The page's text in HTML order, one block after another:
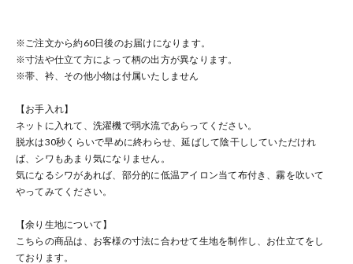
※ご注文から約60日後のお届けになります。
※寸法や仕立て方によって柄の出方が異なります。
※帯、衿、その他小物は付属いたしません
【お手入れ】
ネットに入れて、洗濯機で弱水流であらってください。
脱水は30秒くらいで早めに終わらせ、延ばして陰干ししていただけれ
ば、シワもあまり気になりません。
気になるシワがあれば、部分的に低温アイロン当て布付き、霧を吹いて
やってみてください。
【余り生地について】
こちらの商品は、お客様の寸法に合わせて生地を制作し、お仕立てをし
ております。